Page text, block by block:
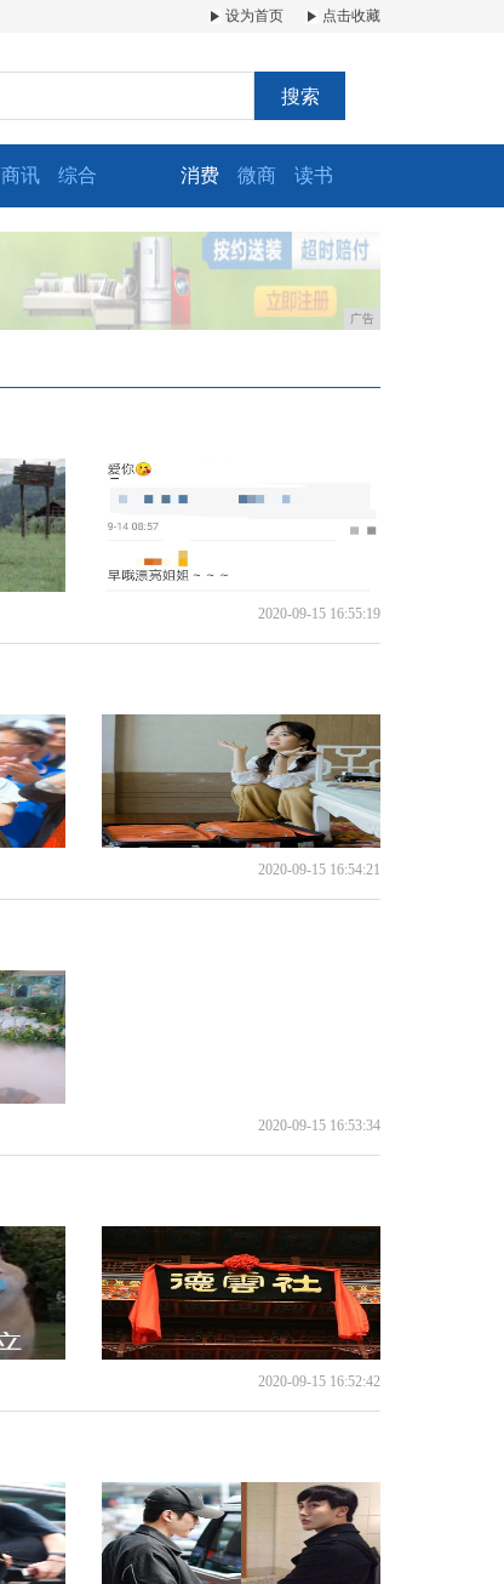
设为首页 点击收藏
搜索
商讯 综合 消费 微商 读书
广告
2020-09-15 16:55:19
2020-09-15 16:54:21
2020-09-15 16:53:34
2020-09-15 16:52:42